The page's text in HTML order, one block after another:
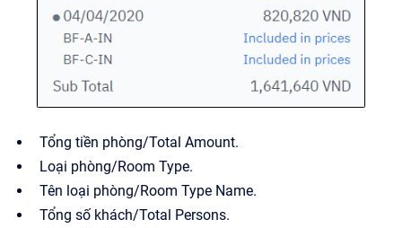
Tổng tiền phòng/Total Amount.
Loại phòng/Room Type.
Tên loại phòng/Room Type Name.
Tổng số khách/Total Persons.